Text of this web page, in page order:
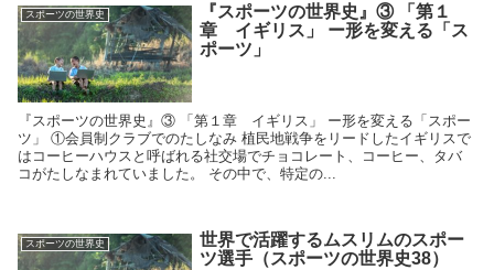
スポーツの世界史
『スポーツの世界史』③ 「第１
章 イギリス」 ー形を変える「ス
ポーツ」
『スポーツの世界史』③ 「第１章 イギリス」 ー形を変える「スポー
ツ」 ①会員制クラブでのたしなみ 植民地戦争をリードしたイギリスで
はコーヒーハウスと呼ばれる社交場でチョコレート、コーヒー、タバ
コがたしなまれていました。 その中で、特定の...
スポーツの世界史
世界で活躍するムスリムのスポー
ツ選手（スポーツの世界史38）